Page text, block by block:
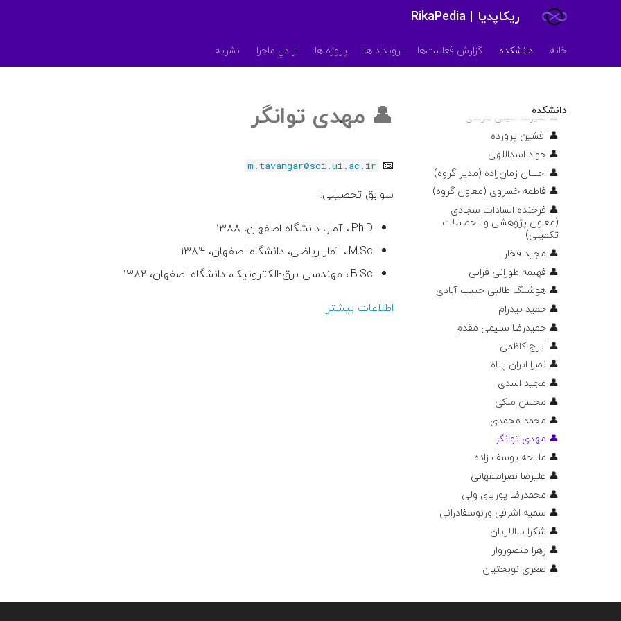
ریکاپدیا | RikaPedia
خانه دانشکده گزارش فعالیت‌ها رویداد ها پروژه ها از دلِ ماجرا نشریه
دانشکده
👤 مجتبی رفیعی کرکوندی
👤 نجمه حسینی منجزی
👤 ندا اسماعیلی
👤 نوشین موحدیان عطار
👤 علیرضا امینی هرندی
👤 افشین پرورده
👤 جواد اسداللهی
👤 احسان زمان‌زاده (مدیر گروه)
👤 فاطمه خسروی (معاون گروه)
👤 فرخنده السادات سجادی
(معاون پژوهشی و تحصیلات
تکمیلی)
👤 مجید فخار
👤 فهیمه طورانی فرانی
👤 هوشنگ طالبی حبیب آبادی
👤 حمید بیدرام
👤 حمیدرضا سلیمی مقدم
👤 ایرج کاظمی
👤 نصرا ایران پناه
👤 مجید اسدی
👤 محسن ملکی
👤 محمد محمدی
👤 مهدی توانگر
👤 ملیحه یوسف زاده
👤 علیرضا نصراصفهانی
👤 محمدرضا پوریای ولی
👤 سمیه اشرفی ورنوسفادرانی
👤 شکرا سالاریان
👤 زهرا منصوروار
👤 صغری نوبختیان
👤 مهدی توانگر
📧
m.tavangar@sci.ui.ac.ir
سوابق تحصیلی:
Ph.D.، آمار، دانشگاه اصفهان، ۱۳۸۸
M.Sc.، آمار ریاضی، دانشگاه اصفهان، ۱۳۸۴
B.Sc.، مهندسی برق-الکترونیک، دانشگاه اصفهان، ۱۳۸۲
اطلاعات بیشتر